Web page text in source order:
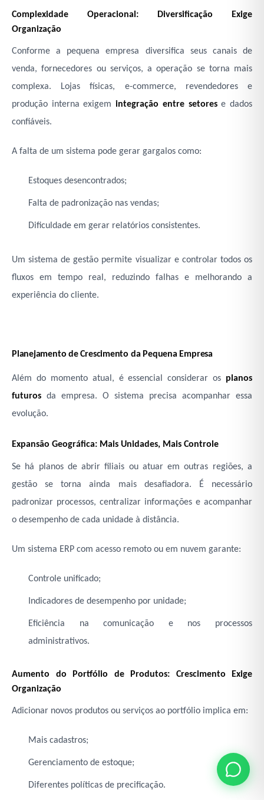
Complexidade Operacional: Diversificação Exige
Organização
Conforme a pequena empresa diversifica seus canais de
venda, fornecedores ou serviços, a operação se torna mais
complexa. Lojas físicas, e-commerce, revendedores e
produção interna exigemintegração entre setorese dados
confiáveis.
A falta de um sistema pode gerar gargalos como:
Estoques desencontrados;
Falta de padronização nas vendas;
Dificuldade em gerar relatórios consistentes.
Um sistema de gestão permite visualizar e controlar todos os
fluxos em tempo real, reduzindo falhas e melhorando a
experiência do cliente.
Planejamento de Crescimento da Pequena Empresa
Além do momento atual, é essencial considerar os planos
futuros da empresa. O sistema precisa acompanhar essa
evolução.
Expansão Geográfica: Mais Unidades, Mais Controle
Se há planos de abrir filiais ou atuar em outras regiões, a
gestão se torna ainda mais desafiadora. É necessário
padronizar processos, centralizar informações e acompanhar
o desempenho de cada unidade à distância.
Um sistema ERP com acesso remoto ou em nuvem garante:
Controle unificado;
Indicadores de desempenho por unidade;
Eficiência na comunicação e nos processos
administrativos.
Aumento do Portfólio de Produtos: Crescimento Exige
Organização
Adicionar novos produtos ou serviços ao portfólio implica em:
Mais cadastros;
Gerenciamento de estoque;
Diferentes políticas de precificação.